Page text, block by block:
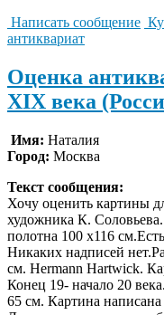
Написать сообщение
антиквариат
Оценка
XIX века
Имя: Наталия
Город: Москва
Текст сообщения:
Хочу оценить картины
художника К.
полотна 100 х116
Никаких надписей
см. Hermann Hartwick.
Конец 19- начало 20
65 см. Картина